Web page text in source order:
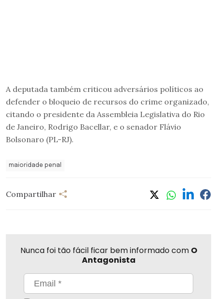
A deputada também criticou adversários políticos ao
defender o bloqueio de recursos do crime organizado,
citando o presidente da Assembleia Legislativa do Rio
de Janeiro, Rodrigo Bacellar, e o senador Flávio
Bolsonaro (PL-RJ).
maioridade penal
Compartilhar
Nunca foi tão fácil ficar bem informado com O
Antagonista